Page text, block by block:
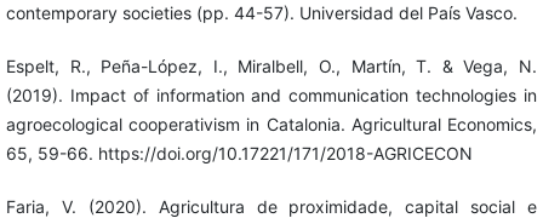
contemporary societies (pp. 44-57). Universidad del País Vasco.
Espelt, R., Peña-López, I., Miralbell, O., Martín, T. & Vega, N.
(2019). Impact of information and communication technologies in
agroecological cooperativism in Catalonia. Agricultural Economics,
65, 59-66. https://doi.org/10.17221/171/2018-AGRICECON
Faria, V. (2020). Agricultura de proximidade, capital social e